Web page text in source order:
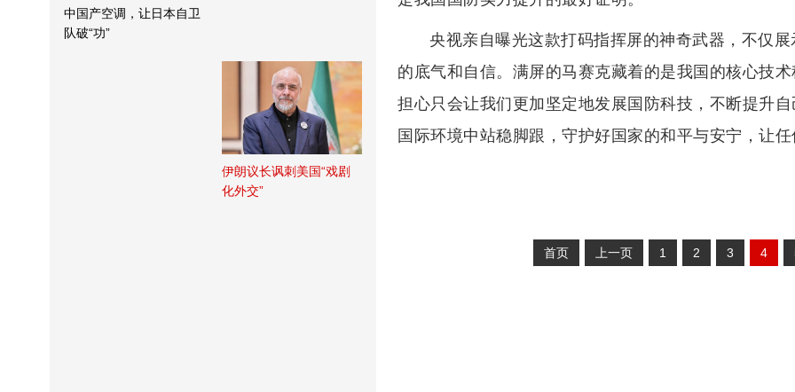
中国产空调，让日本自卫
队破“功”
伊朗议长讽刺美国“戏剧
化外交”
央视亲自曝光这款打码指挥屏的神奇武器，不仅
的底气和自信。满屏的马赛克藏着的是我国的核心技
担心只会让我们更加坚定地发展国防科技，不断提升
国际环境中站稳脚跟，守护好国家的和平与安宁，让任
首页 上一页 1 2 3 4